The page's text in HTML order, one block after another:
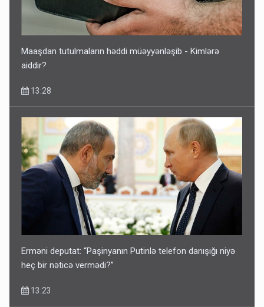
Maaşdan tutulmaların həddi müəyyənləşib - Kimlərə
aiddir?
13:28
Erməni deputat: “Paşinyanın Putinlə telefon danışığı niyə
heç bir nəticə vermədi?”
13:23